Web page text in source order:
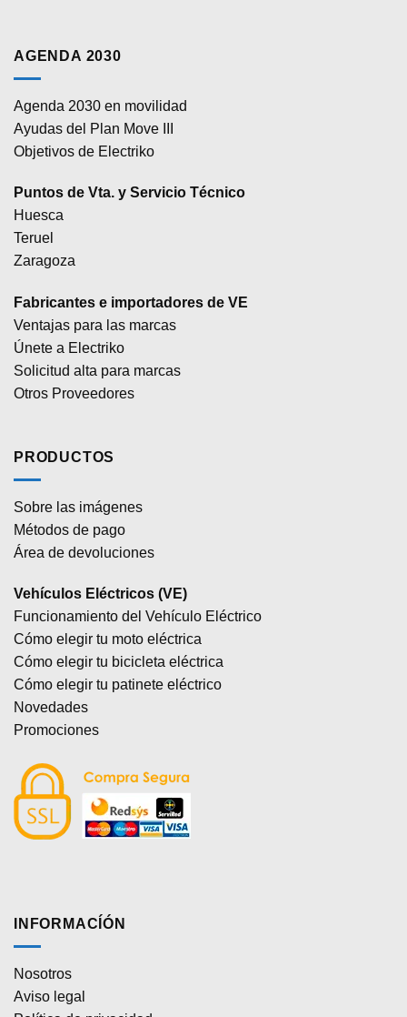
AGENDA 2030
Agenda 2030 en movilidad
Ayudas del Plan Move III
Objetivos de Electriko
Puntos de Vta. y Servicio Técnico
Huesca
Teruel
Zaragoza
Fabricantes e importadores de VE
Ventajas para las marcas
Únete a Electriko
Solicitud alta para marcas
Otros Proveedores
PRODUCTOS
Sobre las imágenes
Métodos de pago
Área de devoluciones
Vehículos Eléctricos (VE)
Funcionamiento del Vehículo Eléctrico
Cómo elegir tu moto eléctrica
Cómo elegir tu bicicleta eléctrica
Cómo elegir tu patinete eléctrico
Novedades
Promociones
INFORMACÍÓN
Nosotros
Aviso legal